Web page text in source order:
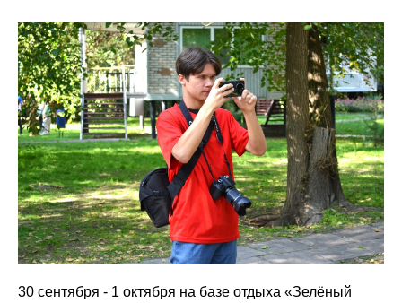
30 сентября - 1 октября на базе отдыха «Зелёный